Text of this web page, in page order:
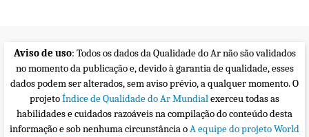
Aviso de uso: Todos os dados da Qualidade do Ar não são validados
no momento da publicação e, devido à garantia de qualidade, esses
dados podem ser alterados, sem aviso prévio, a qualquer momento. O
projetoÍndice de Qualidade do Ar Mundialexerceu todas as
habilidades e cuidados razoáveis na compilação do conteúdo desta
informação e sob nenhuma circunstância oA equipe do projeto World